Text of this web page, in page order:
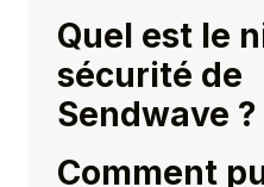
Quel est le
sécurité de
Sendwave ?
Comment